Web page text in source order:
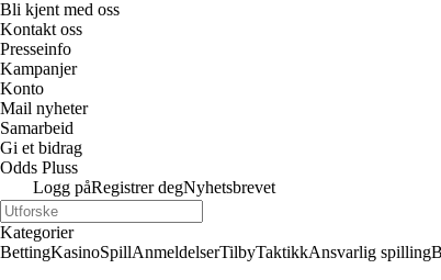
Bli kjent med oss
Kontakt oss
Presseinfo
Kampanjer
Konto
Mail nyheter
Samarbeid
Gi et bidrag
Odds Pluss
Logg påRegistrer degNyhetsbrevet
Kategorier
BettingKasinoSpillAnmeldelserTilbyTaktikkAnsvarlig spilling